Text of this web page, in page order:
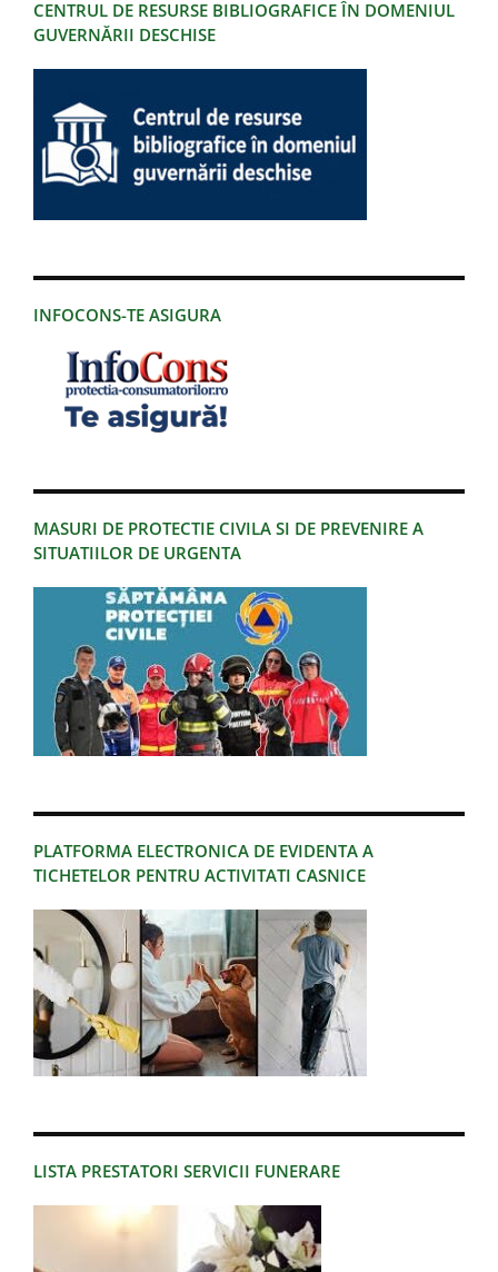
CENTRUL DE RESURSE BIBLIOGRAFICE ÎN DOMENIUL
GUVERNĂRII DESCHISE
INFOCONS-TE ASIGURA
MASURI DE PROTECTIE CIVILA SI DE PREVENIRE A
SITUATIILOR DE URGENTA
PLATFORMA ELECTRONICA DE EVIDENTA A
TICHETELOR PENTRU ACTIVITATI CASNICE
LISTA PRESTATORI SERVICII FUNERARE